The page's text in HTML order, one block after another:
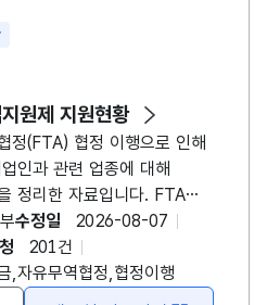
원제 지원현황
정(FTA) 협정 이행으로 인해
인과 관련 업종에 대해
정리한 자료입니다. FTA
가와 가격 경쟁 심화로
와 업체를 대상으로 지원된
며, 이를 통해 어떤 업종과
가 집중되었는지, 실제 지원
수정일
2026-08-07
201건
,자유무역협정,협정이행